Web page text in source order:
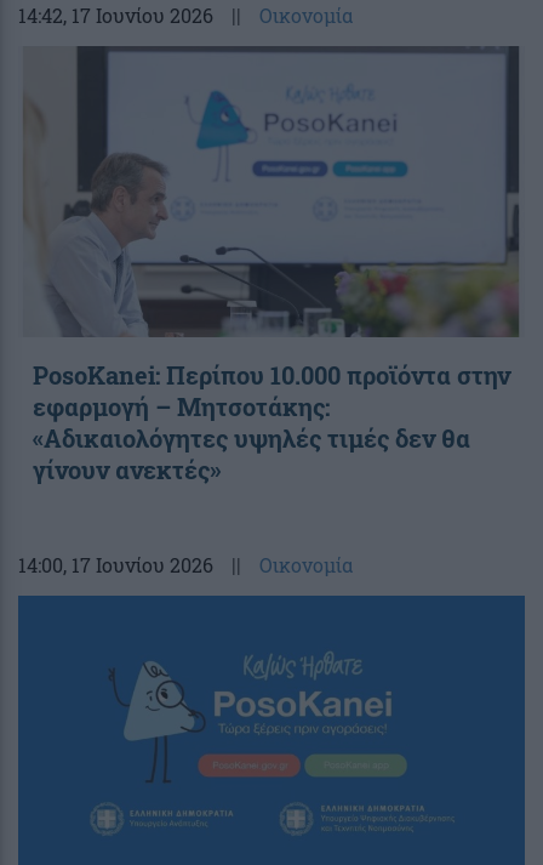
14:42, 17 Ιουνίου 2026 || Οικονομία
PosoKanei: Περίπου 10.000 προϊόντα στην
εφαρμογή – Μητσοτάκης:
«Αδικαιολόγητες υψηλές τιμές δεν θα
γίνουν ανεκτές»
14:00, 17 Ιουνίου 2026 || Οικονομία